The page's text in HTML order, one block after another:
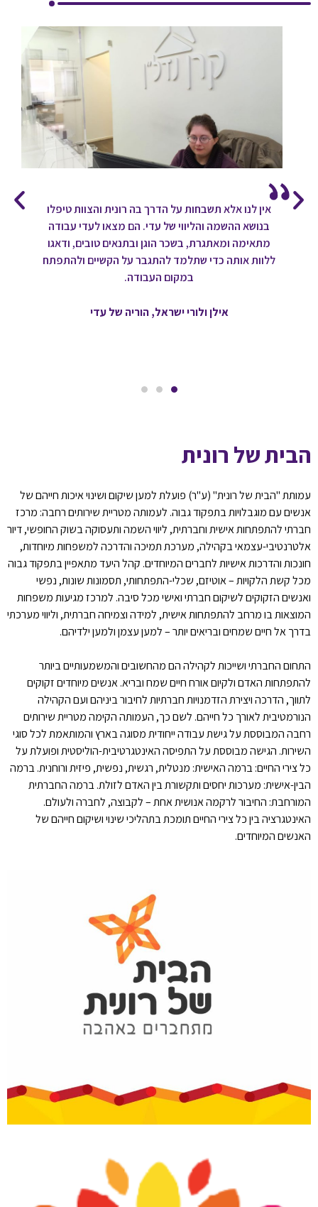
אין לנו אלא תשבחות על הדרך בה רונית והצוות טיפלו
בנושא ההשמה והליווי של עדי. הם מצאו לעדי עבודה
מתאימה ומאתגרת, בשכר הוגן ובתנאים טובים, ודאגו
ללוות אותה כדי שתלמד להתגבר על הקשיים ולהתפתח
במקום העבודה.
אילן ולורי ישראל, הוריה של עדי
הבית של רונית
עמותת "הבית של רונית" (ע"ר) פועלת למען שיקום ושינוי איכות חייהם של
אנשים עם מוגבלויות בתפקוד גבוה. לעמותה מטריית שירותים רחבה: מרכז
חברתי להתפתחות אישית וחברתית, ליווי השמה ותעסוקה בשוק החופשי, דיור
אלטרנטיבי-עצמאי בקהילה, מערכת תמיכה והדרכה למשפחות מיוחדות,
חונכות והדרכות אישיות לחברים המיוחדים. קהל היעד מתאפיין בתפקוד גבוה
מכל קשת הלקויות – אוטיזם, שכלי-התפתחותי, תסמונות שונות, נפשי
ואנשים הזקוקים לשיקום חברתי ואישי מכל סיבה. למרכז מגיעות משפחות
המוצאות בו מרחב להתפתחות אישית, למידה וצמיחה חברתית, וליווי מערכתי
בדרך אל חיים שמחים ובריאים יותר – למען עצמן ולמען ילדיהם.
התחום החברתי ושייכות לקהילה הם מהחשובים והמשמעותיים ביותר
להתפתחות האדם ולקיום אורח חיים שמח ובריא. אנשים מיוחדים זקוקים
לתווך, הדרכה ויצירת הזדמנויות חברתיות לחיבור ביניהם ועם הקהילה
הנורמטיבית לאורך כל חייהם. לשם כך, העמותה הקימה מטריית שירותים
רחבה המבוססת על גישת עבודה ייחודית מסוגה בארץ והמותאמת לכל סוגי
השירות. הגישה מבוססת על התפיסה האינטגרטיבית-הוליסטית ופועלת על
כל צירי החיים: ברמה האישית: מנטלית, רגשית, נפשית, פיזית ורוחנית. ברמה
הבין-אישית: מערכות יחסים ותקשורת בין האדם לזולת. ברמה החברתית
המורחבת: החיבור לרקמה אנושית אחת – לקבוצה, לחברה ולעולם.
האינטגרציה בין כל צירי החיים תומכת בתהליכי שינוי ושיקום חייהם של
האנשים המיוחדים.